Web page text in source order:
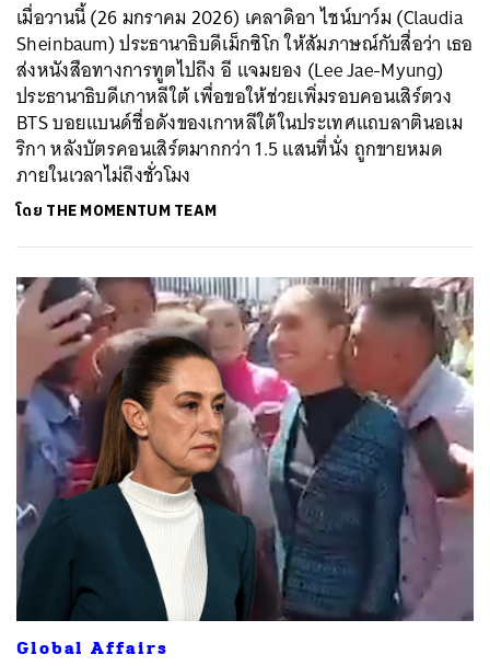
เมื่อวานนี้ (26 มกราคม 2026) เคลาดิอา ไชน์บาว์ม (Claudia
Sheinbaum) ประธานาธิบดีเม็กซิโก ให้สัมภาษณ์กับสื่อว่า เธอ
ส่งหนังสือทางการทูตไปถึง อี แจมยอง (Lee Jae-Myung)
ประธานาธิบดีเกาหลีใต้ เพื่อขอให้ช่วยเพิ่มรอบคอนเสิร์ตวง
BTS บอยแบนด์ชื่อดังของเกาหลีใต้ในประเทศแถบลาตินอเม
ริกา หลังบัตรคอนเสิร์ตมากกว่า 1.5 แสนที่นั่ง ถูกขายหมด
ภายในเวลาไม่ถึงชั่วโมง
โดย THE MOMENTUM TEAM
Global Affairs